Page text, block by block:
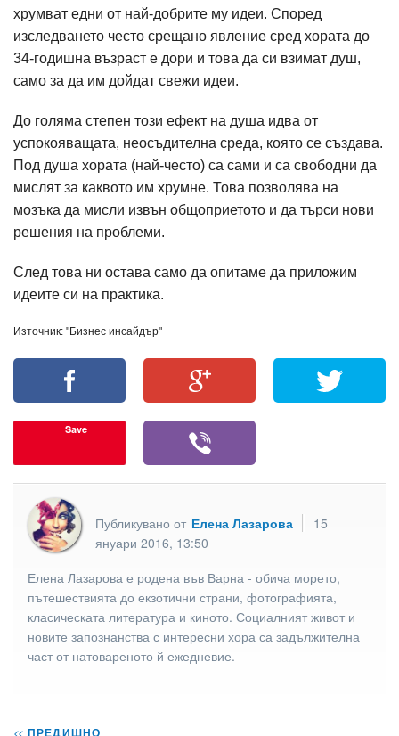
хрумват едни от най-добрите му идеи. Според
изследването често срещано явление сред хората до
34-годишна възраст е дори и това да си взимат душ,
само за да им дойдат свежи идеи.
До голяма степен този ефект на душа идва от
успокояващата, неосъдителна среда, която се създава.
Под душа хората (най-често) са сами и са свободни да
мислят за каквото им хрумне. Това позволява на
мозъка да мисли извън общоприетото и да търси нови
решения на проблеми.
След това ни остава само да опитаме да приложим
идеите си на практика.
Източник: "Бизнес инсайдър"
Save
Публикувано от Елена Лазарова
15
януари 2016, 13:50
Елена Лазарова е родена във Варна - обича морето,
пътешествията до екзотични страни, фотографията,
класическата литература и киното. Социалният живот и
новите запознанства с интересни хора са задължителна
част от натовареното й ежедневие.
<< ПРЕДИШНО